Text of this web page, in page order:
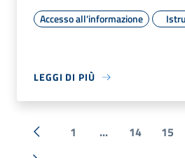
Accesso all'informazione
LEGGI DI PIÙ
« Precedente
1 ... 14 15